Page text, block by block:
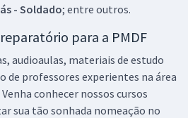
- Soldado; entre outros.
para a PMDF
audioaulas, materiais de estudo
de professores experientes na área
conhecer nossos cursos
sua tão sonhada nomeação no